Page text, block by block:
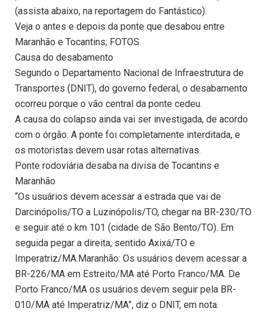
(assista abaixo, na reportagem do Fantástico).
Veja o antes e depois da ponte que desabou entre
Maranhão e Tocantins; FOTOS
Causa do desabamento
Segundo o Departamento Nacional de Infraestrutura de
Transportes (DNIT), do governo federal, o desabamento
ocorreu porque o vão central da ponte cedeu.
A causa do colapso ainda vai ser investigada, de acordo
com o órgão. A ponte foi completamente interditada, e
os motoristas devem usar rotas alternativas.
Ponte rodoviária desaba na divisa de Tocantins e
Maranhão
“Os usuários devem acessar a estrada que vai de
Darcinópolis/TO a Luzinópolis/TO, chegar na BR-230/TO
e seguir até o km 101 (cidade de São Bento/TO). Em
seguida pegar a direita, sentido Axixá/TO e
Imperatriz/MA.Maranhão: Os usuários devem acessar a
BR-226/MA em Estreito/MA até Porto Franco/MA. De
Porto Franco/MA os usuários devem seguir pela BR-
010/MA até Imperatriz/MA”, diz o DNIT, em nota.